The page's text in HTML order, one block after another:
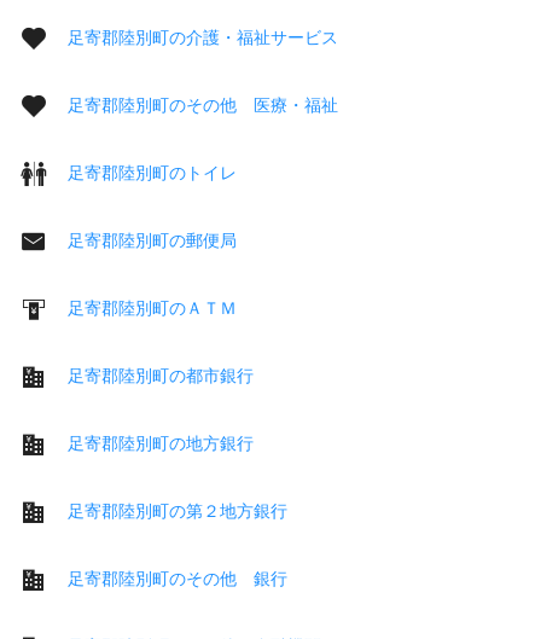
足寄郡陸別町の介護・福祉サービス
足寄郡陸別町のその他 医療・福祉
足寄郡陸別町のトイレ
足寄郡陸別町の郵便局
足寄郡陸別町のＡＴＭ
足寄郡陸別町の都市銀行
足寄郡陸別町の地方銀行
足寄郡陸別町の第２地方銀行
足寄郡陸別町のその他 銀行